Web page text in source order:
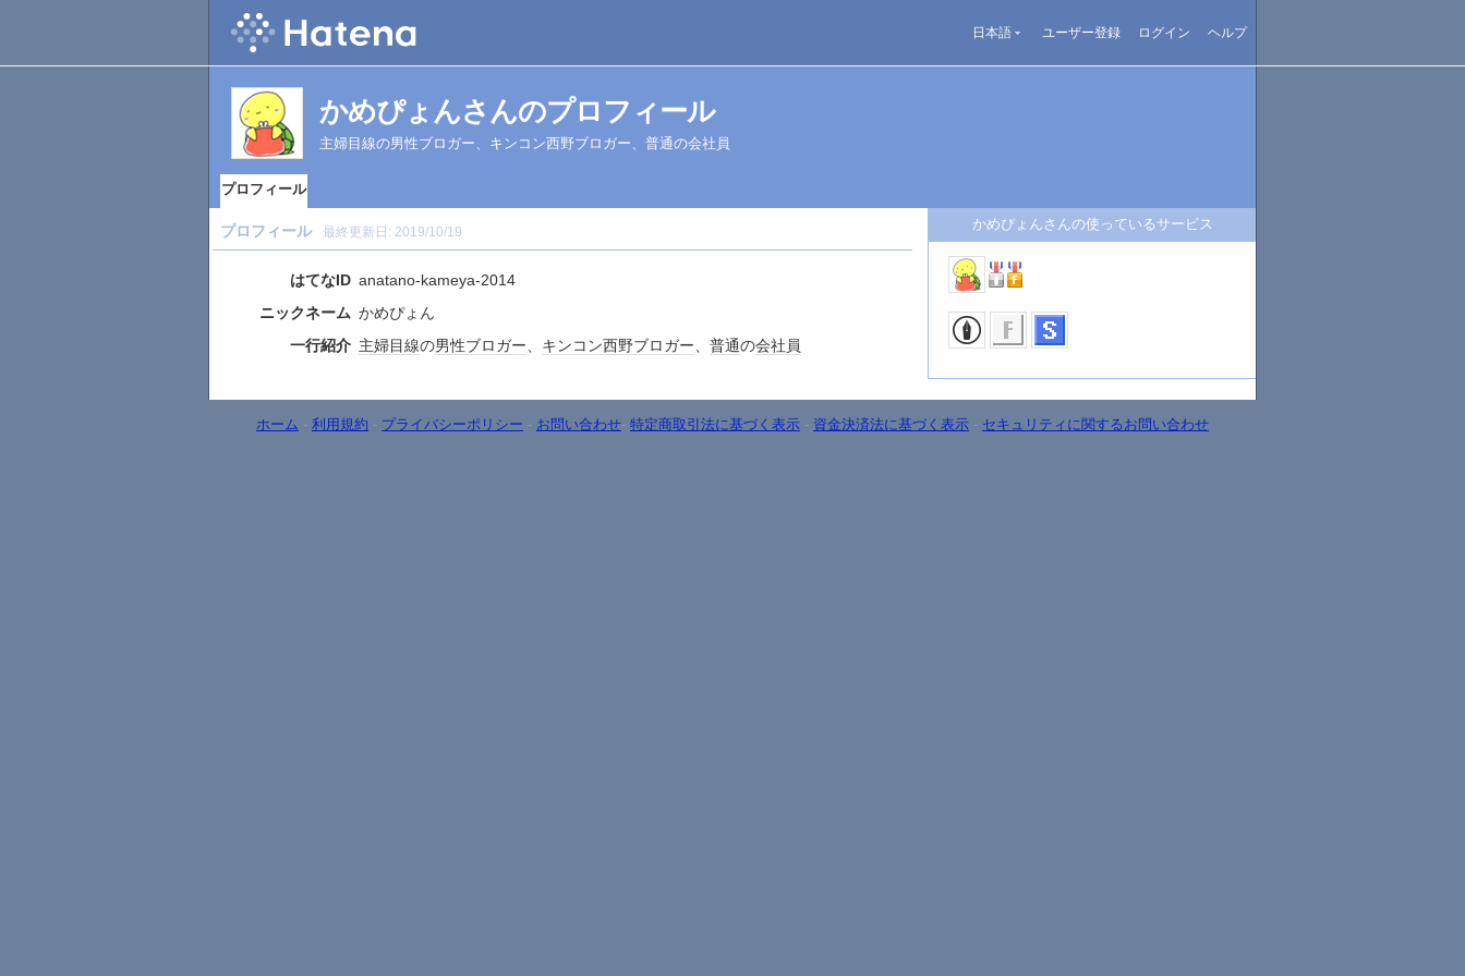
日本語 ユーザー登録 ログイン ヘルプ
かめぴょんさんのプロフィール
主婦目線の男性ブロガー、キンコン西野ブロガー、普通の会社員
プロフィール
プロフィール 最終更新日: 2019/10/19
はてなID anatano-kameya-2014
ニックネーム かめぴょん
一行紹介 主婦目線の男性ブロガー、 キンコン西野ブロガー、 普通の会社員
かめぴょんさんの使っているサービス
ホーム - 利用規約 - プライバシーポリシー - お問い合わせ- 特定商取引法に基づく表示 - 資金決済法に基づく表示 - セキュリティに関するお問い合わせ